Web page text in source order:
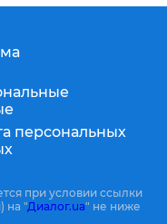
персональных
при условии ссылки
на "Диалог.ua" не ниже